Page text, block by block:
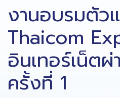
งานอบรมตั
Thaicom
อินเทอร์เน็ตผ่
ครั้งที่ 1